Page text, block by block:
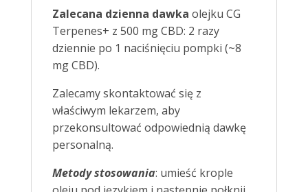
Zalecana dzienna dawka olejku CG
Terpenes+ z 500 mg CBD: 2 razy
dziennie po 1 naciśnięciu pompki (~8
mg CBD).
Zalecamy skontaktować się z
właściwym lekarzem, aby
przekonsultować odpowiednią dawkę
personalną.
Metody stosowania: umieść krople